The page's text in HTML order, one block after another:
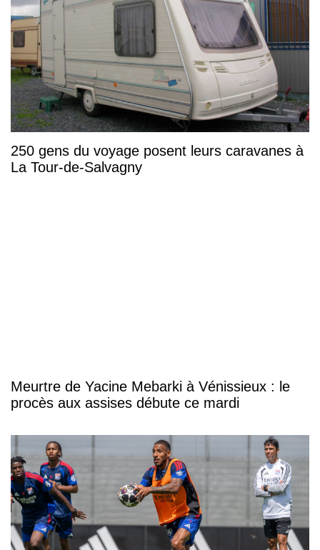
250 gens du voyage posent leurs caravanes à
La Tour-de-Salvagny
Meurtre de Yacine Mebarki à Vénissieux : le
procès aux assises débute ce mardi